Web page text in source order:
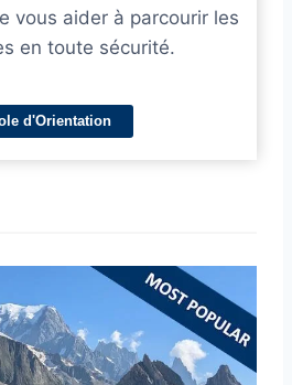
vous aider à parcourir les
en toute sécurité.
d'Orientation